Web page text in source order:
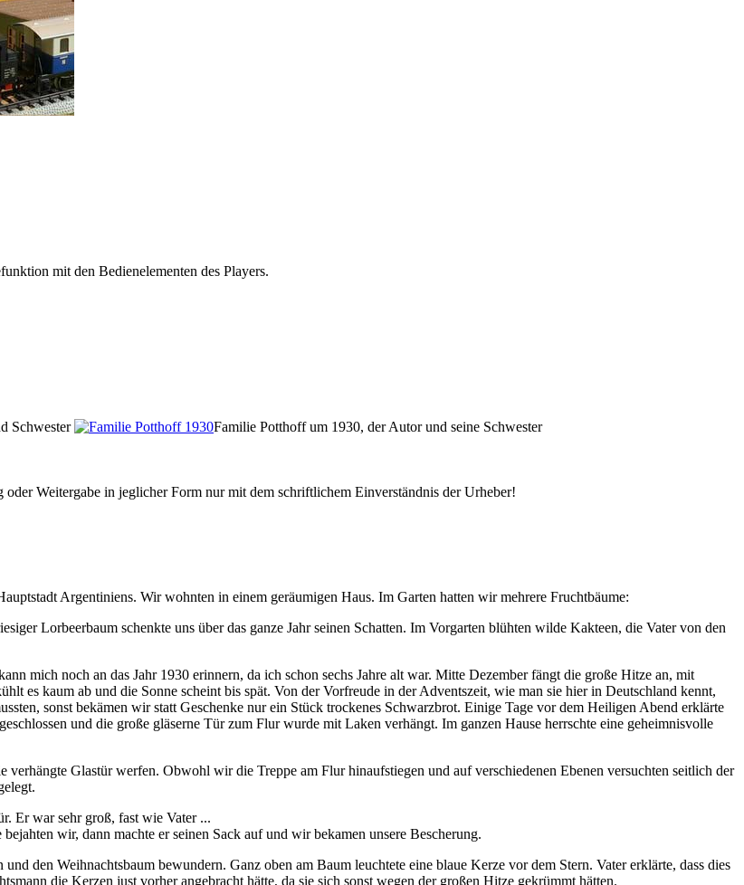
mit den Bedienelementen des Players.
Schwester Familie Potthoff um 1930, der Autor und seine Schwester
Weitergabe in jeglicher Form nur mit dem schriftlichem Einverständnis der Urheber!
Argentiniens. Wir wohnten in einem geräumigen Haus. Im Garten hatten wir mehrere Fruchtbäume:
Lorbeerbaum schenkte uns über das ganze Jahr seinen Schatten. Im Vorgarten blühten wilde Kakteen, die Vater von den
mich noch an das Jahr 1930 erinnern, da ich schon sechs Jahre alt war. Mitte Dezember fängt die große Hitze an, mit
es kaum ab und die Sonne scheint bis spät. Von der Vorfreude in der Adventszeit, wie man sie hier in Deutschland kennt,
sonst bekämen wir statt Geschenke nur ein Stück trockenes Schwarzbrot. Einige Tage vor dem Heiligen Abend erklärte
und die große gläserne Tür zum Flur wurde mit Laken verhängt. Im ganzen Hause herrschte eine geheimnisvolle
Glastür werfen. Obwohl wir die Treppe am Flur hinaufstiegen und auf verschiedenen Ebenen versuchten seitlich der
Er war sehr groß, fast wie Vater ...
wir, dann machte er seinen Sack auf und wir bekamen unsere Bescherung.
den Weihnachtsbaum bewundern. Ganz oben am Baum leuchtete eine blaue Kerze vor dem Stern. Vater erklärte, dass dies
die Kerzen just vorher angebracht hätte, da sie sich sonst wegen der großen Hitze gekrümmt hätten.